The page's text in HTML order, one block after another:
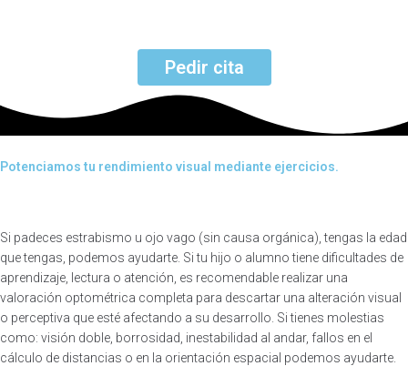
Pedir cita
Potenciamos tu rendimiento visual mediante ejercicios.
Si padeces estrabismo u ojo vago (sin causa orgánica), tengas la edad
que tengas, podemos ayudarte. Si tu hijo o alumno tiene dificultades de
aprendizaje, lectura o atención, es recomendable realizar una
valoración optométrica completa para descartar una alteración visual
o perceptiva que esté afectando a su desarrollo. Si tienes molestias
como: visión doble, borrosidad, inestabilidad al andar, fallos en el
cálculo de distancias o en la orientación espacial podemos ayudarte.